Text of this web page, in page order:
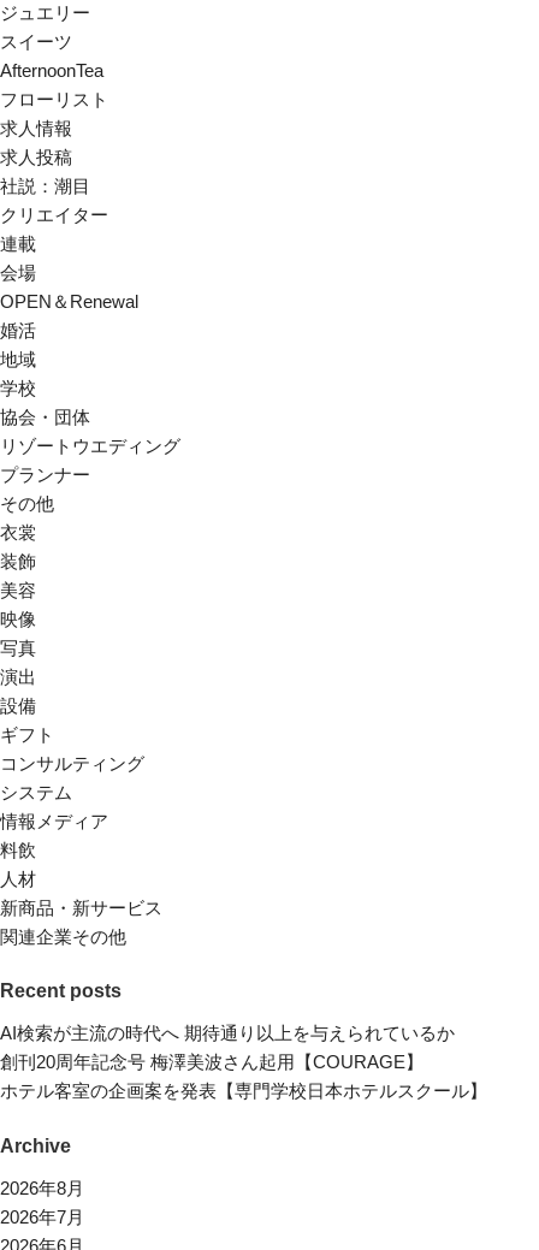
ジュエリー
スイーツ
AfternoonTea
フローリスト
求人情報
求人投稿
社説：潮目
クリエイター
連載
会場
OPEN＆Renewal
婚活
地域
学校
協会・団体
リゾートウエディング
プランナー
その他
衣裳
装飾
美容
映像
写真
演出
設備
ギフト
コンサルティング
システム
情報メディア
料飲
人材
新商品・新サービス
関連企業その他
Recent posts
AI検索が主流の時代へ 期待通り以上を与えられているか
創刊20周年記念号 梅澤美波さん起用【COURAGE】
ホテル客室の企画案を発表【専門学校日本ホテルスクール】
Archive
2026年8月
2026年7月
2026年6月